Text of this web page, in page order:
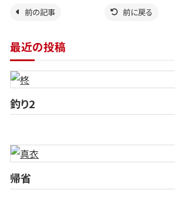
前の記事 前に戻る
最近の投稿
釣り2
帰省